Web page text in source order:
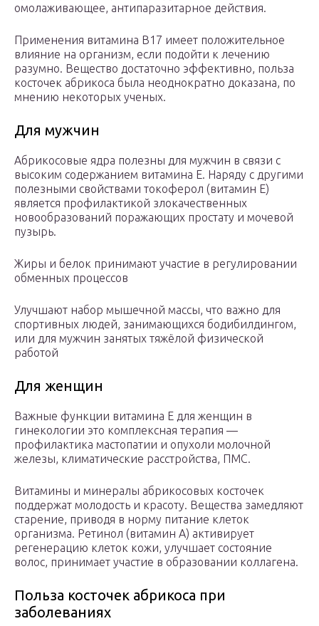
омолаживающее, антипаразитарное действия.
Применения витамина В17 имеет положительное
влияние на организм, если подойти к лечению
разумно. Вещество достаточно эффективно, польза
косточек абрикоса была неоднократно доказана, по
мнению некоторых ученых.
Для мужчин
Абрикосовые ядра полезны для мужчин в связи с
высоким содержанием витамина Е. Наряду с другими
полезными свойствами токоферол (витамин Е)
является профилактикой злокачественных
новообразований поражающих простату и мочевой
пузырь.
Жиры и белок принимают участие в регулировании
обменных процессов
Улучшают набор мышечной массы, что важно для
спортивных людей, занимающихся бодибилдингом,
или для мужчин занятых тяжёлой физической
работой
Для женщин
Важные функции витамина Е для женщин в
гинекологии это комплексная терапия —
профилактика мастопатии и опухоли молочной
железы, климатические расстройства, ПМС.
Витамины и минералы абрикосовых косточек
поддержат молодость и красоту. Вещества замедляют
старение, приводя в норму питание клеток
организма. Ретинол (витамин А) активирует
регенерацию клеток кожи, улучшает состояние
волос, принимает участие в образовании коллагена.
Польза косточек абрикоса при
заболеваниях